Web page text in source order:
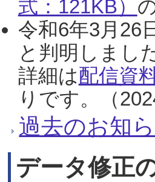
式：121KB）
令和6年3月26
と判明しまし
詳細は配信資
りです。（
過去のお知
データ修正